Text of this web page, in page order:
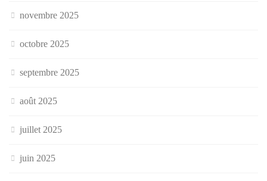
novembre 2025
octobre 2025
septembre 2025
août 2025
juillet 2025
juin 2025